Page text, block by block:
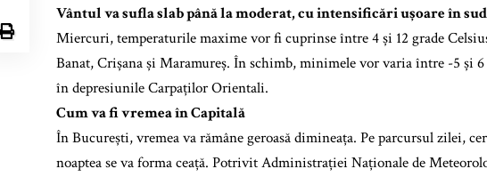
Vântul va sufla slab până la moderat, cu intensificări ușoare în
Miercuri, temperaturile maxime vor fi cuprinse între 4 și 12 grade
Banat, Crișana și Maramureș. În schimb, minimele vor varia între -5 și
în depresiunile Carpaților Orientali.
Cum va fi vremea în Capitală
În București, vremea va rămâne geroasă dimineața. Pe parcursul zilei,
noaptea se va forma ceață. Potrivit Administrației Naționale de